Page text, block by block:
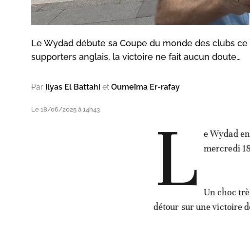
Le Wydad débute sa Coupe du monde des clubs
supporters anglais, la victoire ne fait aucun doute…
Par Ilyas El Battahi et Oumeïma Er-rafay
Le 18/06/2025 à 14h43 L
e Wydad
mercredi
Un choc
détour sur une victoire